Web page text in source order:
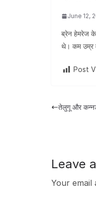
June 12,
ब्रेन हेमरेज के
थे। कम उम्र
Post
तेलुगू और कन्नड़
Leave
Your email